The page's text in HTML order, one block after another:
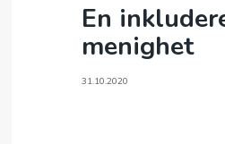
PASTORENS HJØRNE
GI EN GAVE
En
menighet
31.10.2020